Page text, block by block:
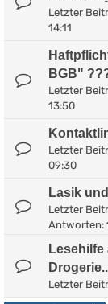
Letzter
14:11
BGB"
Letzter
13:50
Letzter
09:30
Lasik
Letzter
Antworten:
Letzter